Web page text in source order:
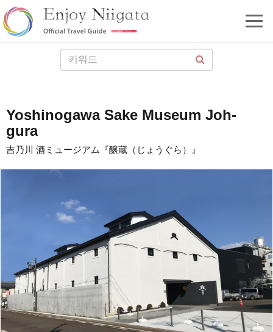
Yoshinogawa Sake Museum Joh-
gura
吉乃川 酒ミュージアム『醸蔵（じょうぐら）』